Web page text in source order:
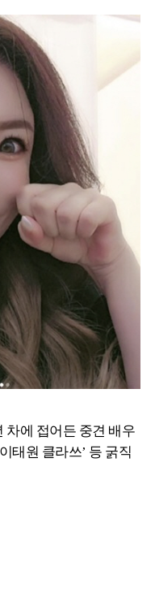
차에 접어든 중견 배우
태원 클라쓰’ 등 굵직